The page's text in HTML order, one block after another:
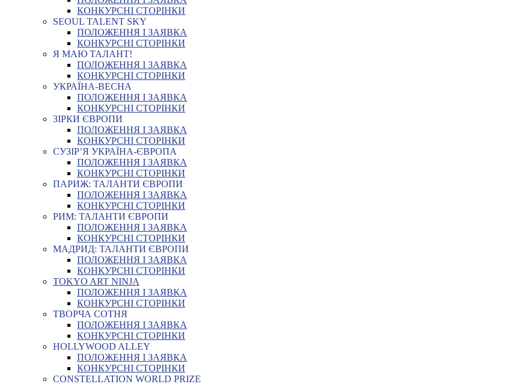
КОНКУРСНІ СТОРІНКИ
SEOUL TALENT SKY
ПОЛОЖЕННЯ І ЗАЯВКА
КОНКУРСНІ СТОРІНКИ
Я МАЮ ТАЛАНТ!
ПОЛОЖЕННЯ І ЗАЯВКА
КОНКУРСНІ СТОРІНКИ
УКРАЇНА-ВЕСНА
ПОЛОЖЕННЯ І ЗАЯВКА
КОНКУРСНІ СТОРІНКИ
ЗІРКИ ЄВРОПИ
ПОЛОЖЕННЯ І ЗАЯВКА
КОНКУРСНІ СТОРІНКИ
СУЗІР’Я УКРАЇНА-ЄВРОПА
ПОЛОЖЕННЯ І ЗАЯВКА
КОНКУРСНІ СТОРІНКИ
ПАРИЖ: ТАЛАНТИ ЄВРОПИ
ПОЛОЖЕННЯ І ЗАЯВКА
КОНКУРСНІ СТОРІНКИ
РИМ: ТАЛАНТИ ЄВРОПИ
ПОЛОЖЕННЯ І ЗАЯВКА
КОНКУРСНІ СТОРІНКИ
МАДРИД: ТАЛАНТИ ЄВРОПИ
ПОЛОЖЕННЯ І ЗАЯВКА
КОНКУРСНІ СТОРІНКИ
TOKYO ART NINJA
ПОЛОЖЕННЯ І ЗАЯВКА
КОНКУРСНІ СТОРІНКИ
ТВОРЧА СОТНЯ
ПОЛОЖЕННЯ І ЗАЯВКА
КОНКУРСНІ СТОРІНКИ
HOLLYWOOD ALLEY
ПОЛОЖЕННЯ І ЗАЯВКА
КОНКУРСНІ СТОРІНКИ
CONSTELLATION WORLD PRIZE